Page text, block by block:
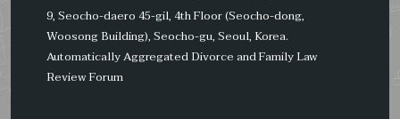
9, Seocho-daero 45-gil, 4th Floor (Seocho-dong,
Woosong Building), Seocho-gu, Seoul, Korea.
Automatically Aggregated Divorce and Family Law
Review Forum